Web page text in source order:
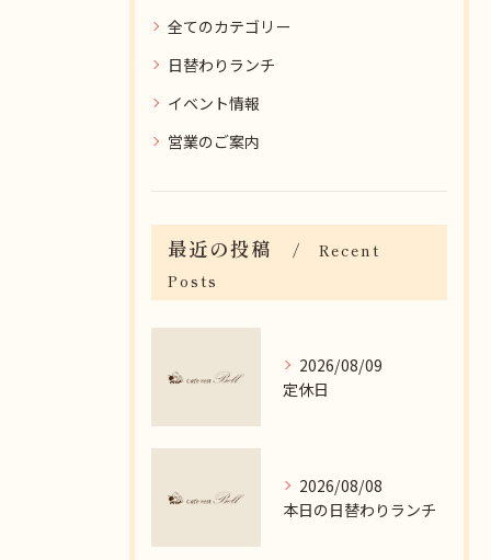
全てのカテゴリー
日替わりランチ
イベント情報
営業のご案内
最近の投稿
Recent
Posts
2026/08/09
定休日
2026/08/08
本日の日替わりランチ